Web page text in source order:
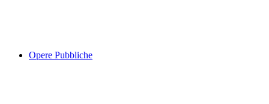
Opere Pubbliche